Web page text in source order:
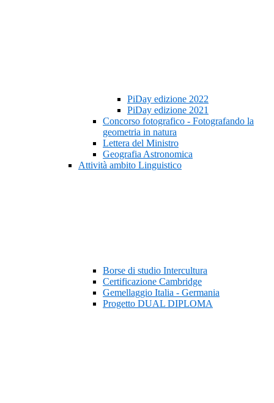
PiDay edizione 2022
PiDay edizione 2021
Concorso fotografico - Fotografando la
geometria in natura
Lettera del Ministro
Geografia Astronomica
Attività ambito Linguistico
Borse di studio Intercultura
Certificazione Cambridge
Gemellaggio Italia - Germania
Progetto DUAL DIPLOMA